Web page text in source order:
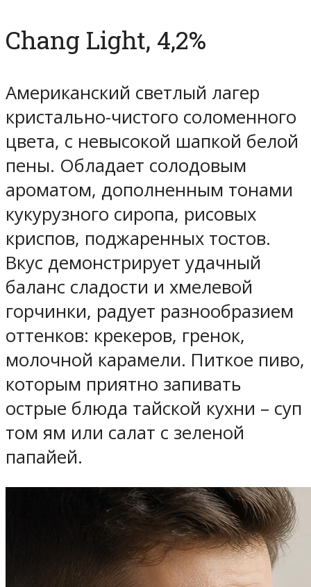
Chang Light, 4,2%
Американский светлый лагер
кристально-чистого соломенного
цвета, с невысокой шапкой белой
пены. Обладает солодовым
ароматом, дополненным тонами
кукурузного сиропа, рисовых
криспов, поджаренных тостов.
Вкус демонстрирует удачный
баланс сладости и хмелевой
горчинки, радует разнообразием
оттенков: крекеров, гренок,
молочной карамели. Питкое пиво,
которым приятно запивать
острые блюда тайской кухни – суп
том ям или салат с зеленой
папайей.